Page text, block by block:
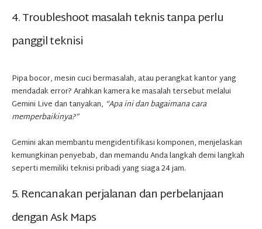
4. Troubleshoot masalah teknis tanpa perlu
panggil teknisi
Pipa bocor, mesin cuci bermasalah, atau perangkat kantor yang
mendadak error? Arahkan kamera ke masalah tersebut melalui
Gemini Live dan tanyakan, “Apa ini dan bagaimana cara
memperbaikinya?”
Gemini akan membantu mengidentifikasi komponen, menjelaskan
kemungkinan penyebab, dan memandu Anda langkah demi langkah
seperti memiliki teknisi pribadi yang siaga 24 jam.
5. Rencanakan perjalanan dan perbelanjaan
dengan Ask Maps